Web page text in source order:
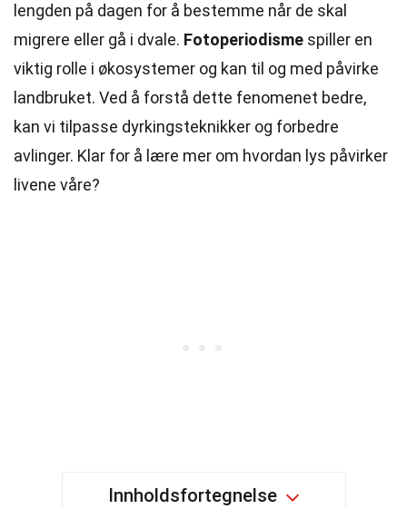
lengden på dagen for å bestemme når de skal
migrere eller gå i dvale. Fotoperiodisme spiller en
viktig rolle i økosystemer og kan til og med påvirke
landbruket. Ved å forstå dette fenomenet bedre,
kan vi tilpasse dyrkingsteknikker og forbedre
avlinger. Klar for å lære mer om hvordan lys påvirker
livene våre?
Innholdsfortegnelse